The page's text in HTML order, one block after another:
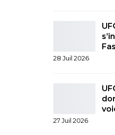
28 Juil 2026
27 Juil 2026